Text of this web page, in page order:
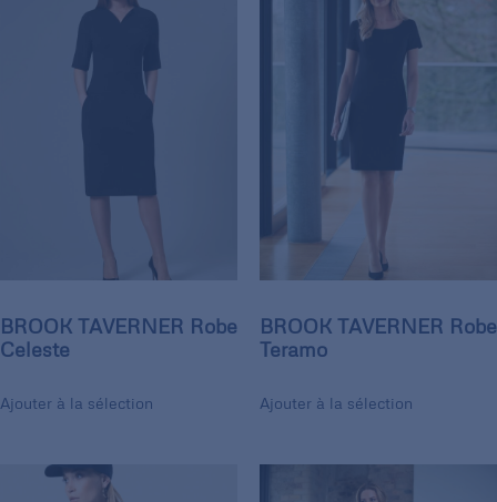
BROOK TAVERNER Robe
Celeste
Ajouter à la sélection
BROOK TAVERNER Robe
Teramo
Ajouter à la sélection